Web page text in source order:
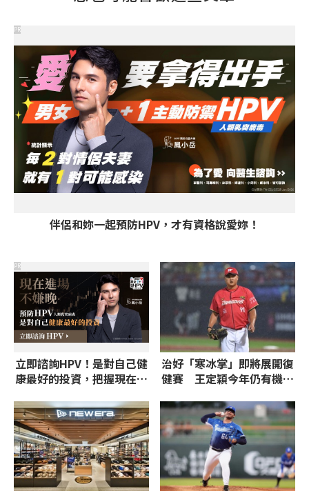
伴侶和妳一起預防HPV，才有資格說愛妳！
PR
立即諮詢HPV！是對自己健
康最好的投資，把握現在不
PR
治好「寒冰掌」即將展開復
健賽 王定穎今年仍有機會